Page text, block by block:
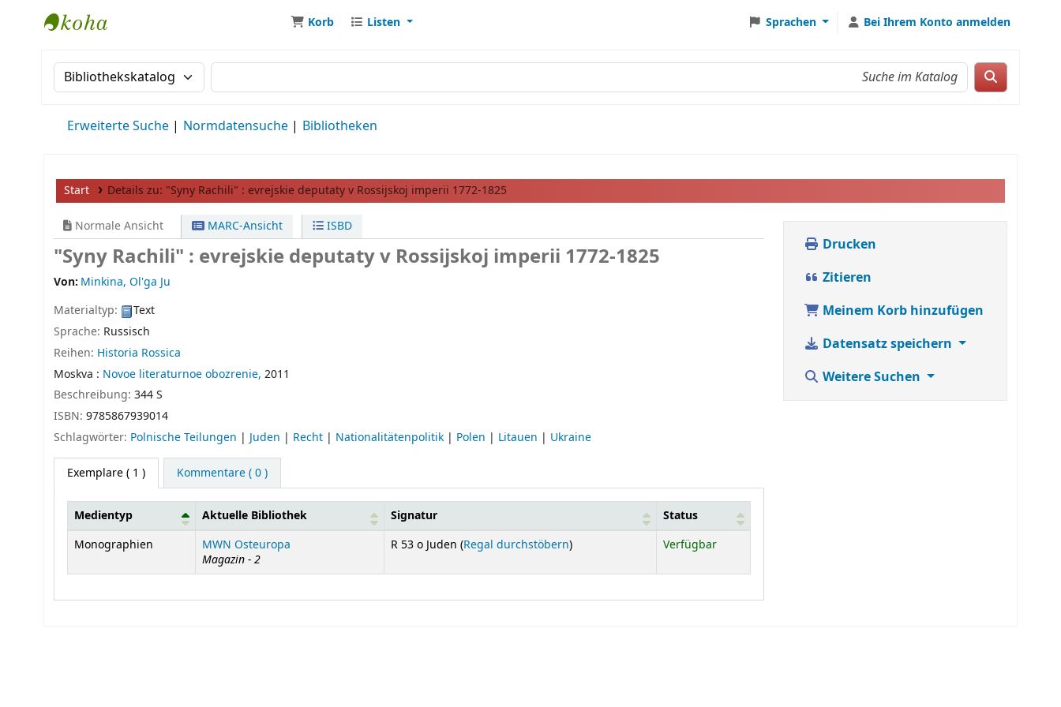
Korb Listen Sprachen Bei Ihrem Konto anmelden
Suche im Katalog nach:Suche im Katalog
Erweiterte Suche Normdatensuche Bibliotheken
Start Details zu: "Syny Rachili" : evrejskie deputaty v Rossijskoj imperii 1772-1825
Normale Ansicht MARC-Ansicht ISBD
"Syny Rachili" : evrejskie deputaty v Rossijskoj imperii 1772-1825
Von: Minkina, Ol'ga Ju
Materialtyp:
Text
Sprache: Russisch
Reihen: Historia Rossica
Moskva : Novoe literaturnoe obozrenie, 2011
Beschreibung: 344 S
ISBN: 9785867939014
Schlagwörter: Polnische Teilungen | Juden | Recht | Nationalitätenpolitik | Polen | Litauen | Ukraine
Exemplare( 1 ) Kommentare ( 0 )
Exemplare
Medientyp Aktuelle Bibliothek Signatur
Status
Monographien
MWN Osteuropa
Magazin - 2
R 53 o Juden (Regal durchstöbern(Öffnet sich unterhalb)
) Verfügbar
Drucken
Zitieren
Meinem Korb hinzufügen
Datensatz speichern
Weitere Suchen